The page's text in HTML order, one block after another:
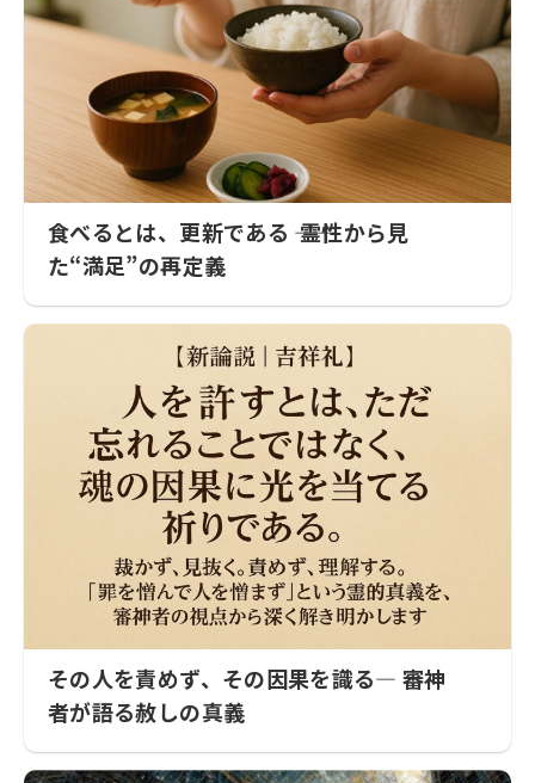
食べるとは、更新である ―― 霊性から見
た“満足”の再定義
その人を責めず、その因果を識る― 審神
者が語る赦しの真義